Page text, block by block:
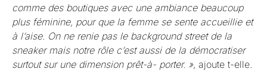
comme des boutiques avec une ambiance beaucoup
plus féminine, pour que la femme se sente accueillie et
à l’aise. On ne renie pas le background street de la
sneaker mais notre rôle c’est aussi de la démocratiser
surtout sur une dimension prêt-à- porter. », ajoute t-elle.